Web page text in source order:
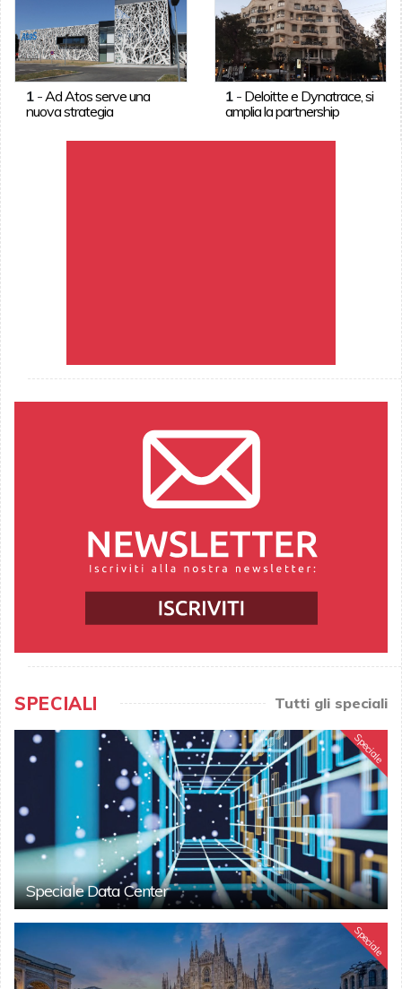
1- Ad Atos serve una
nuova strategia
1 - Deloitte e Dynatrace, si
amplia la partnership
SPECIALI Tutti gli speciali
Speciale
Speciale Data Center
Speciale